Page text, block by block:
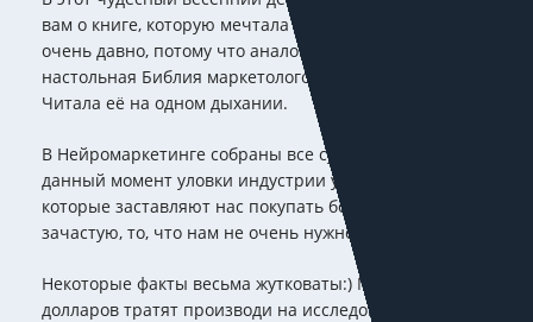
вам о книге, которую мечтала получить на рецензию
очень давно, потому что аналогов ей нет. Это
настольная Библия маркетологов и рекламщиков.
Читала её на одном дыхании.
В Нейромаркетинге собраны все существующие на
данный момент уловки индустрии убеждения,
которые заставляют нас покупать больше, чаще и,
зачастую, то, что нам не очень нужно.
Некоторые факты весьма жутковаты:) Миллиарды
долларов тратят производи на исследования и